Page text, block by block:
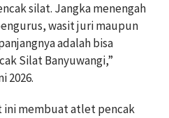
silat. Jangka menengah
wasit juri maupun
adalah bisa
Silat Banyuwangi,”
2026.
ini membuat atlet pencak